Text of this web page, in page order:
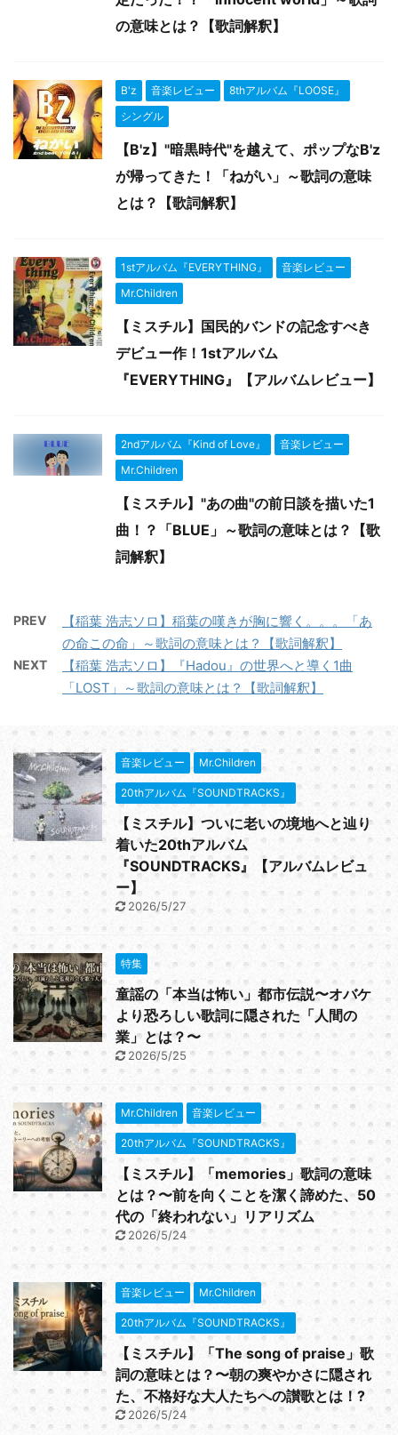
の意味とは？【歌詞解釈】
B'z 音楽レビュー
8thアルバム『LOOSE』
シングル
【B'z】"暗黒時代"を越えて、ポップなB'z
が帰ってきた！「ねがい」～歌詞の意味
とは？【歌詞解釈】
1stアルバム『EVERYTHING』
音楽レビュー
Mr.Children
【ミスチル】国民的バンドの記念すべき
デビュー作！1stアルバム
『EVERYTHING』【アルバムレビュー】
2ndアルバム『Kind of Love』
音楽レビュー
Mr.Children
【ミスチル】"あの曲"の前日談を描いた1
曲！？「BLUE」～歌詞の意味とは？【歌
詞解釈】
PREV
【稲葉 浩志ソロ】稲葉の嘆きが胸に響く。。。「あ
の命この命」～歌詞の意味とは？【歌詞解釈】
NEXT
【稲葉 浩志ソロ】『Hadou』の世界へと導く1曲
「LOST」～歌詞の意味とは？【歌詞解釈】
音楽レビュー Mr.Children
20thアルバム『SOUNDTRACKS』
【ミスチル】ついに老いの境地へと辿り
着いた20thアルバム
『SOUNDTRACKS』【アルバムレビュ
ー】
2026/5/27
特集
童謡の「本当は怖い」都市伝説〜オバケ
より恐ろしい歌詞に隠された「人間の
業」とは？〜
2026/5/25
Mr.Children 音楽レビュー
20thアルバム『SOUNDTRACKS』
【ミスチル】「memories」歌詞の意味
とは？〜前を向くことを潔く諦めた、50
代の「終われない」リアリズム
2026/5/24
音楽レビュー Mr.Children
20thアルバム『SOUNDTRACKS』
【ミスチル】「The song of praise」歌
詞の意味とは？〜朝の爽やかさに隠され
た、不格好な大人たちへの讃歌とは！?
2026/5/24